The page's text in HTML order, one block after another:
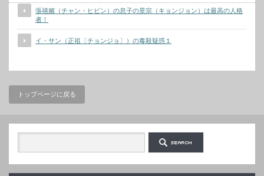
張禧嬪（チャン・ヒビン）の息子の景宗（キョンジョン）は最高の人格
者！
イ・サン（正祖〔チョンジョ〕）の毒殺疑惑１
トップページに戻る